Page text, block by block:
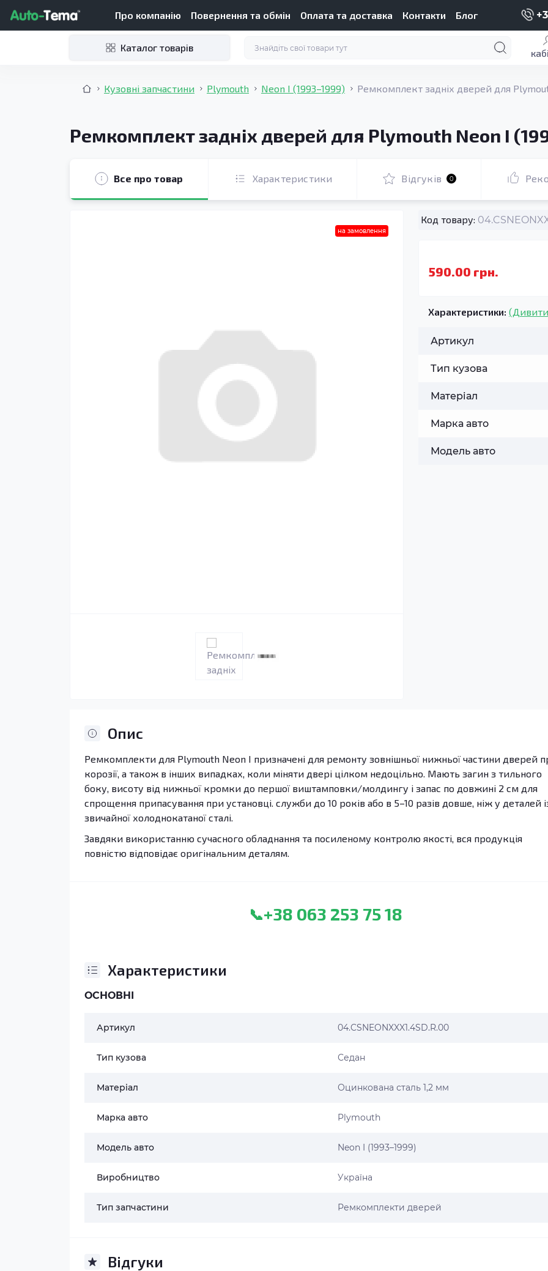
Про компанію Повернення та обмін Оплата та доставка Контакти Блог
Каталог товарів
Кузовні запчастини Plymouth Neon I (1993–1999) Ремкомплект задніх дверей для
Ремкомплект задніх дверей для Plymouth Neon I
Все про товар Характеристики Відгуків 0
на замовлення
Код товару:
590.00 грн.
Характеристики:
Артикул
Тип кузова
Матеріал
Марка авто
Модель авто
Опис
Ремкомплекти для Plymouth Neon I призначені для ремонту зовнішньої нижньої частини дверей
корозії, а також в інших випадках, коли міняти двері цілком недоцільно. Мають загин з тильного
боку, висоту від нижньої кромки до першої виштамповки/молдингу і запас по довжині 2 см для
спрощення припасування при установці. служби до 10 років або в 5–10 разів довше, ніж у деталей
звичайної холоднокатаної сталі.
Завдяки використанню сучасного обладнання та посиленому контролю якості, вся продукція
повністю відповідає оригінальним деталям.
📞+38 063 253 75 18
Характеристики
ОСНОВНІ
Артикул 04.CSNEONXXX1.4SD.R.00
Тип кузова Седан
Матеріал Оцинкована сталь 1,2 мм
Марка авто Plymouth
Модель авто Neon I (1993–1999)
Виробництво Україна
Тип запчастини Ремкомплекти дверей
Відгуки